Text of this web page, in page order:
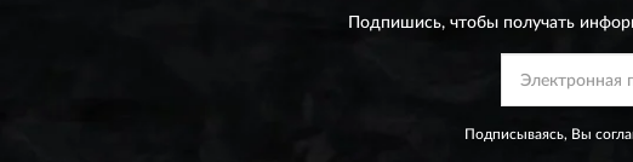
Подпишись, чтобы получать
Подписываясь, Вы